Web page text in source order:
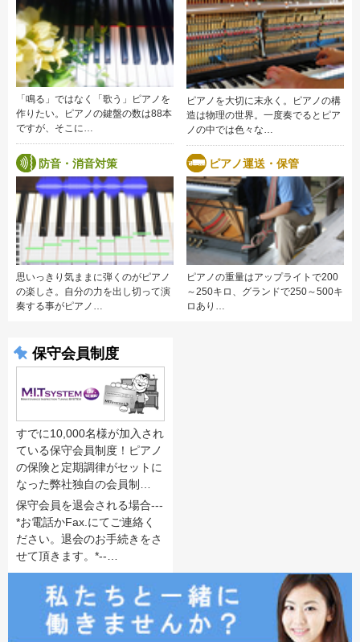
「鳴る」ではなく「歌う」ピアノを
作りたい。ピアノの鍵盤の数は88本
ですが、そこに…
ピアノを大切に末永く。ピアノの構
造は物理の世界。一度奏でるとピア
ノの中では色々な…
防音・消音対策
思いっきり気ままに弾くのがピアノ
の楽しさ。自分の力を出し切って演
奏する事がピアノ…
ピアノ運送・保管
ピアノの重量はアップライトで200
～250キロ、グランドで250～500キ
ロあり…
保守会員制度
すでに10,000名様が加入され
ている保守会員制度！ピアノ
の保険と定期調律がセットに
なった弊社独自の会員制…
保守会員を退会される場合---
*お電話かFax.にてご連絡く
ださい。退会のお手続きをさ
せて頂きます。*--…